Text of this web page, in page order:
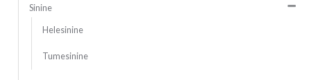
Sinine
Helesinine
Tumesinine